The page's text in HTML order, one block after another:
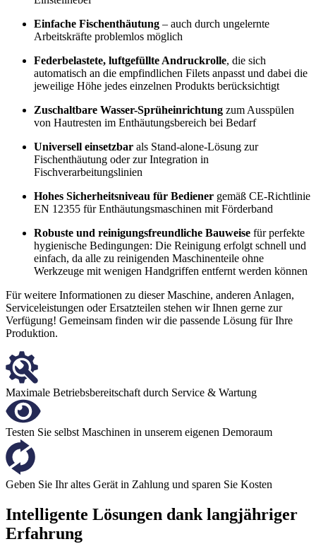
Einfache Fischenthäutung – auch durch ungelernte
Arbeitskräfte problemlos möglich
Federbelastete, luftgefüllte Andruckrolle, die sich
automatisch an die empfindlichen Filets anpasst und dabei die
jeweilige Höhe jedes einzelnen Produkts berücksichtigt
Zuschaltbare Wasser-Sprüheinrichtung zum Ausspülen
von Hautresten im Enthäutungsbereich bei Bedarf
Universell einsetzbar als Stand-alone-Lösung zur
Fischenthäutung oder zur Integration in
Fischverarbeitungslinien
Hohes Sicherheitsniveau für Bediener gemäß CE-Richtlinie
EN 12355 für Enthäutungsmaschinen mit Förderband
Robuste und reinigungsfreundliche Bauweise für perfekte
hygienische Bedingungen: Die Reinigung erfolgt schnell und
einfach, da alle zu reinigenden Maschinenteile ohne
Werkzeuge mit wenigen Handgriffen entfernt werden können
Für weitere Informationen zu dieser Maschine, anderen Anlagen,
Serviceleistungen oder Ersatzteilen stehen wir Ihnen gerne zur
Verfügung! Gemeinsam finden wir die passende Lösung für Ihre
Produktion.
Maximale Betriebsbereitschaft durch Service & Wartung
Testen Sie selbst Maschinen in unserem eigenen Demoraum
Geben Sie Ihr altes Gerät in Zahlung und sparen Sie Kosten
Intelligente Lösungen dank langjähriger
Erfahrung